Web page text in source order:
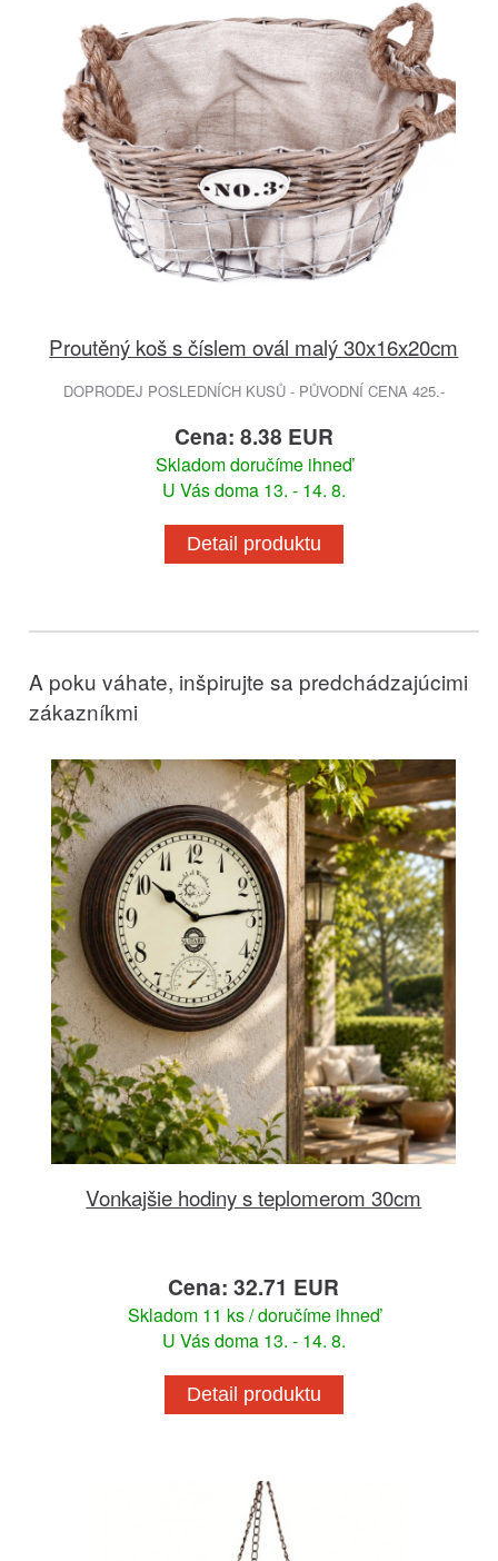
Proutěný koš s číslem ovál malý 30x16x20cm
DOPRODEJ POSLEDNÍCH KUSŮ - PŮVODNÍ CENA 425.-
Cena: 8.38 EUR
Skladom doručíme ihneď
U Vás doma 13. - 14. 8.
Detail produktu
A poku váhate, inšpirujte sa predchádzajúcimi
zákazníkmi
Vonkajšie hodiny s teplomerom 30cm
Cena: 32.71 EUR
Skladom 11 ks / doručíme ihneď
U Vás doma 13. - 14. 8.
Detail produktu